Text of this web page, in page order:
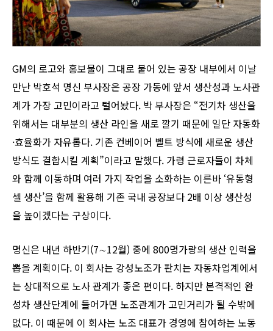
GM의 로고와 홍보물이 그대로 붙어 있는 공장 내부에서 이날
만난 박호석 명신 부사장은 공장 가동에 앞서 생산성과 노사관
계가 가장 고민이라고 털어놨다. 박 부사장은 “전기차 생산을
위해서는 대부분의 생산 라인을 새로 깔기 때문에 일단 자동화
·효율화가 자유롭다. 기존 컨베이어 벨트 방식에 새로운 생산
방식도 결합시킬 계획”이라고 말했다. 가령 근로자들이 차체
와 함께 이동하며 여러 가지 작업을 소화하는 이른바 ‘유동형
셀 생산’을 함께 활용해 기존 국내 공장보다 2배 이상 생산성
을 높이겠다는 구상이다.
명신은 내년 하반기(7∼12월) 중에 800명가량의 생산 인력을
뽑을 계획이다. 이 회사는 강성노조가 판치는 자동차업계에서
는 상대적으로 노사 관계가 좋은 편이다. 하지만 본격적인 완
성차 생산단계에 들어가면 노조관계가 고민거리가 될 수밖에
없다. 이 때문에 이 회사는 노조 대표가 경영에 참여하는 노동